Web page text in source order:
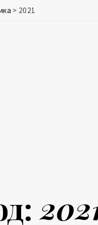
> 2021